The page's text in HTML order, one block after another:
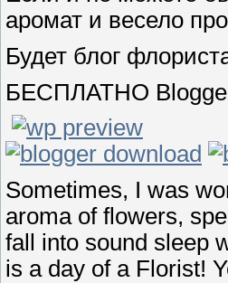
аромат и весело
Будет блог
БЕСПЛАТНО
Sometimes, I was
aroma of flowers,
fall into sound sleep
is a day of a Florist!